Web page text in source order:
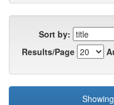
Sort by:
Results/Page